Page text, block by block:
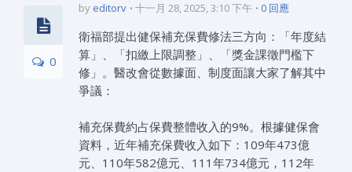
0
by editorv 十一月 28, 2025, 3:10 下午 0 回應
衛福部提出健保補充保費修法三方向：「年度結
算」、「扣繳上限調整」、「獎金課徵門檻下
修」。醫改會從數據面、制度面讓大家了解其中
爭議：
補充保費約占保費整體收入的9%。根據健保會
資料，近年補充保費收入如下：109年473億
元、110年582億元、111年734億元，112年